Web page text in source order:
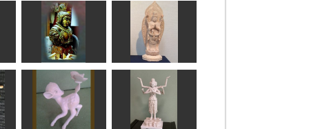
聖観音レリーフ
はごろも
曼荼羅ブックカバー
柊
広目天
sigesama
不空羂索観音像
rara